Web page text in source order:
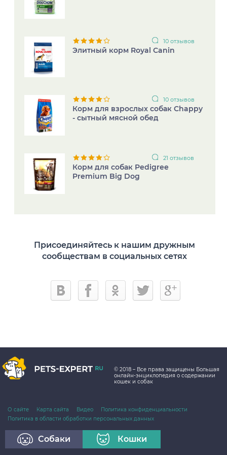
10 отзывов
Элитный корм Royal Canin
10 отзывов
Корм для взрослых собак Chappy
- сытный мясной обед
21 отзывов
Корм для собак Pedigree
Premium Big Dog
Присоединяйтесь к нашим дружным
сообществам в социальных сетях
© 2018 – Все права защищены Большая
онлайн-энциклопедия о содержании
кошек и собак
О сайте Карта сайта Видео
Политика конфиденциальности
Политика в области обработки персональных данных
Собаки Кошки